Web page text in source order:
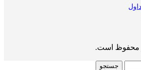
محفوظ است.
جستجو